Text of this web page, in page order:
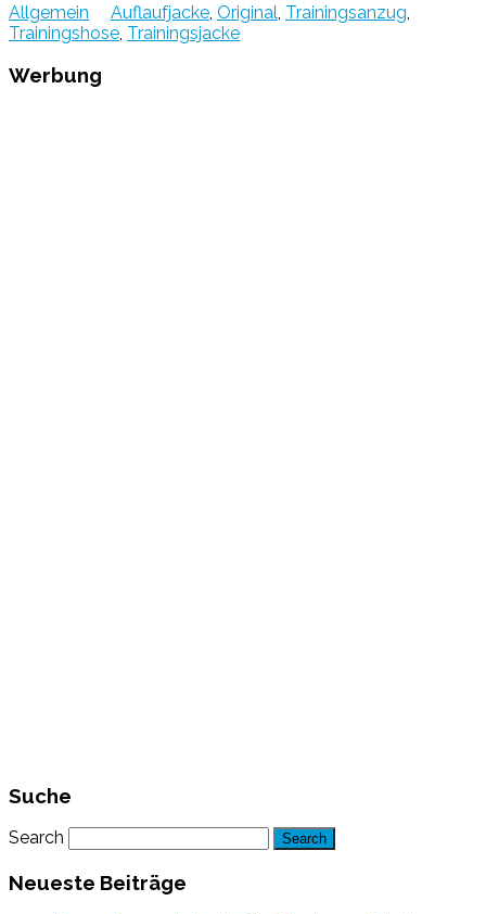
Allgemein
Auflaufjacke Original Trainingsanzug
Trainingshose Trainingsjacke
Werbung
Suche
Search
Neueste Beiträge